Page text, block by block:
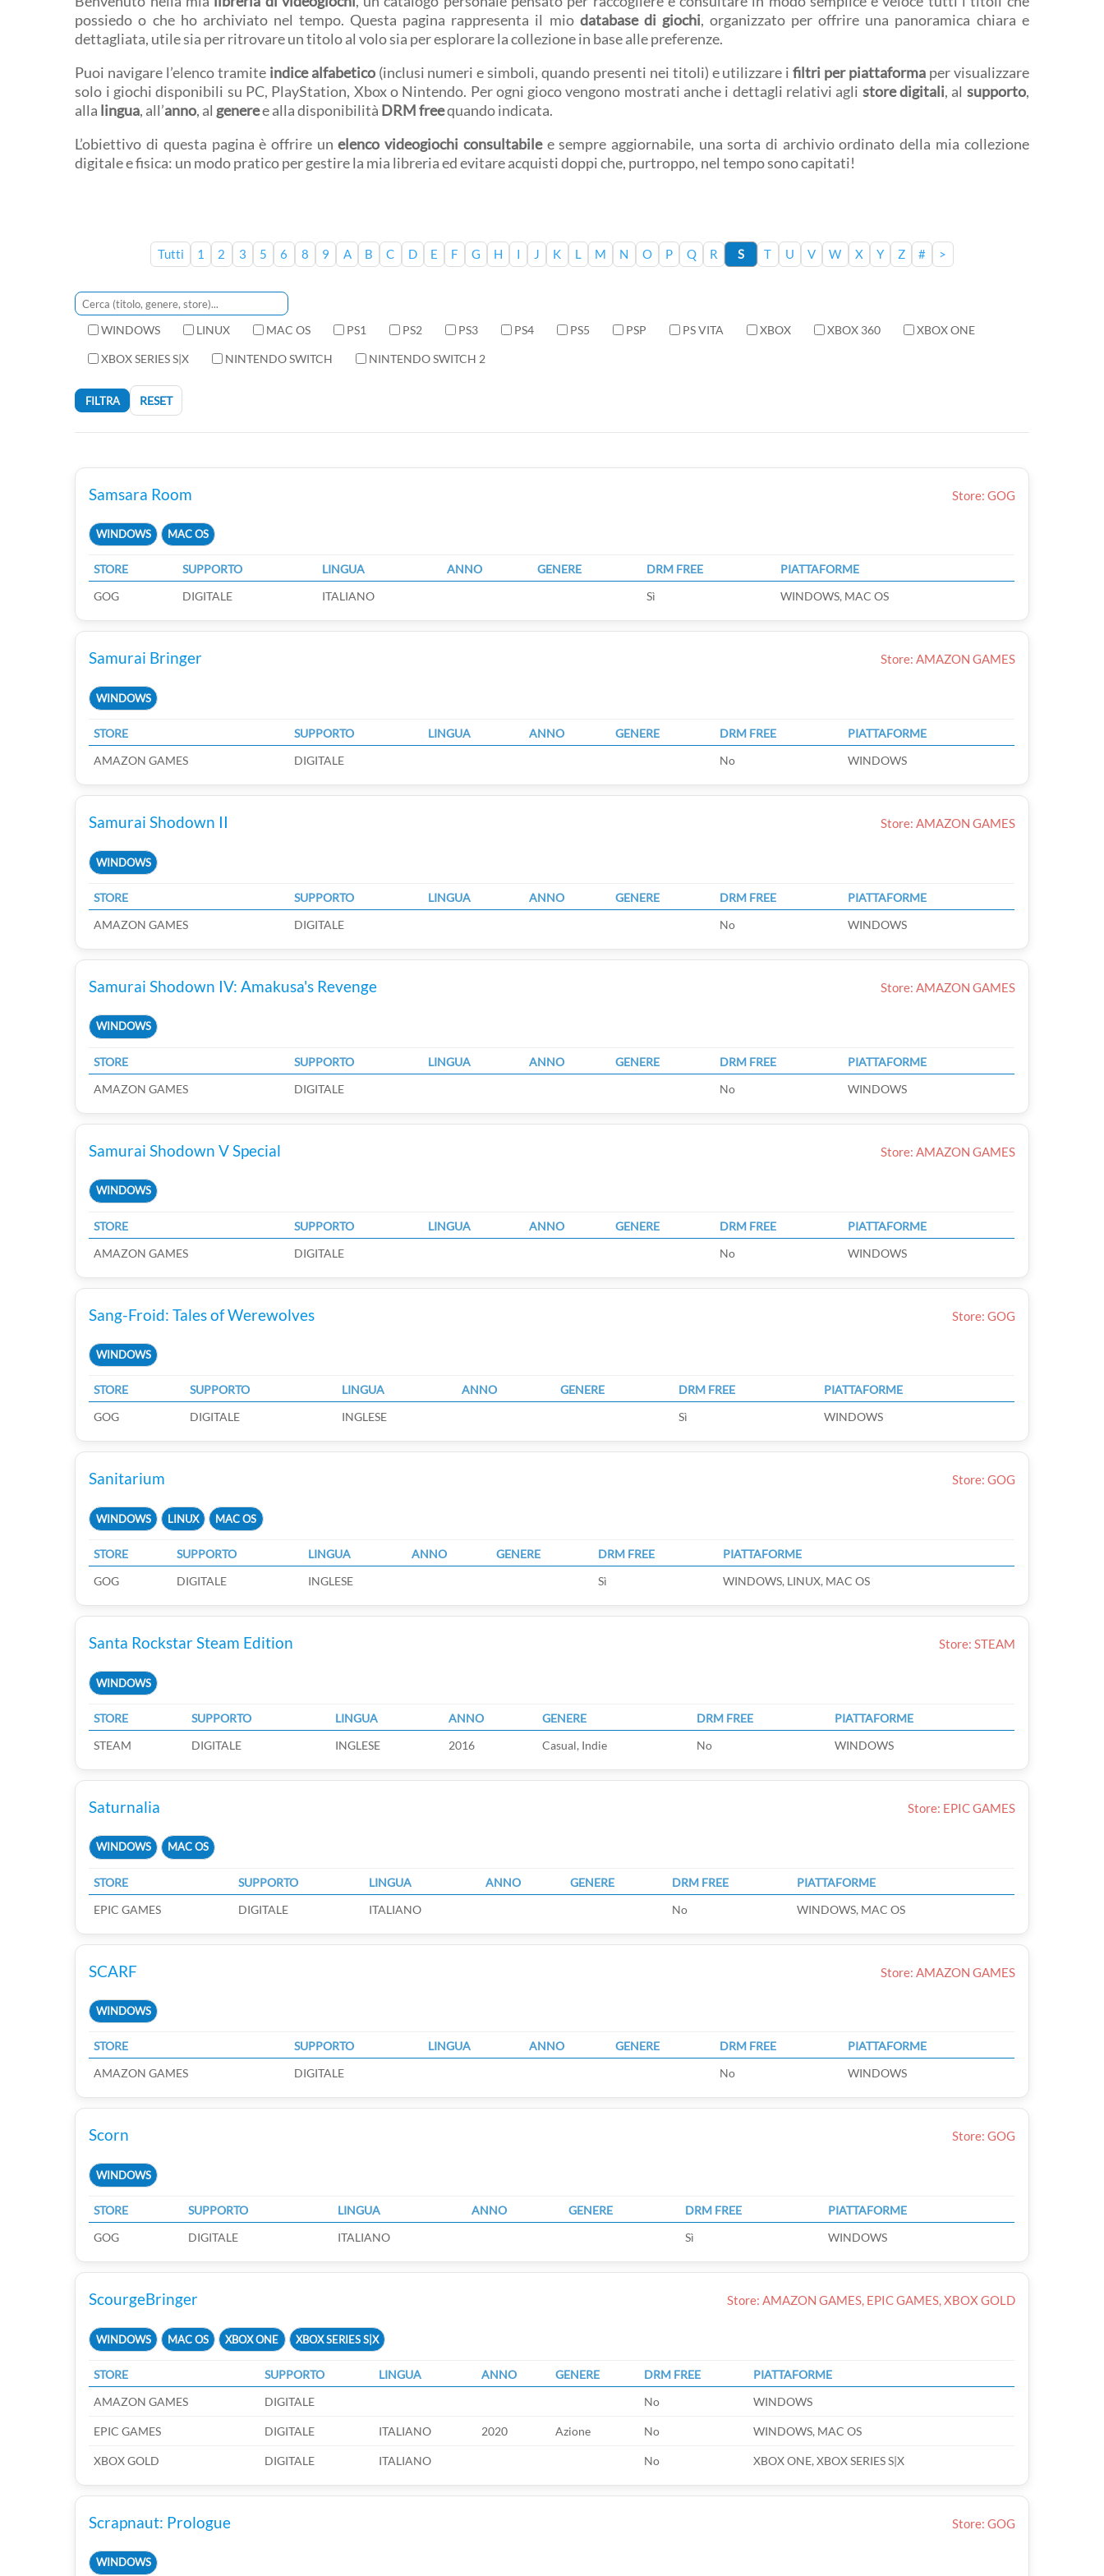
possiedo o che ho archiviato nel tempo. Questa pagina rappresenta il mio database di giochi, organizzato per offrire una panoramica chiara e
dettagliata, utile sia per ritrovare un titolo al volo sia per esplorare la collezione in base alle preferenze.
Puoi navigare l’elenco tramite indice alfabetico(inclusi numeri e simboli, quando presenti nei titoli) e utilizzare ifiltri per piattaformaper visualizzare
solo i giochi disponibili su PC, PlayStation, Xbox o Nintendo. Per ogni gioco vengono mostrati anche i dettagli relativi agli store digitali, al supporto,
alla lingua, all’anno, al generee alla disponibilità DRM freequando indicata.
L’obiettivo di questa pagina è offrire unelenco videogiochi consultabilee sempre aggiornabile, una sorta di archivio ordinato della mia collezione
digitale e fisica: un modo pratico per gestire la mia libreria ed evitare acquisti doppi che, purtroppo, nel tempo sono capitati!
Tutti 1 2 3 5 6 8 9 A B C D E F G H I J K L M N O P Q R S T U V W X Y Z # >
WINDOWS LINUX MAC OS PS1 PS2 PS3 PS4 PS5 PSP PS VITA XBOX XBOX 360 XBOX ONE
XBOX SERIES S|X NINTENDO SWITCH NINTENDO SWITCH 2
FILTRA RESET
Samsara Room Store: GOG
WINDOWS MAC OS
STORE SUPPORTO LINGUA ANNO GENERE DRM FREE PIATTAFORME
GOG DIGITALE ITALIANO Sì WINDOWS, MAC OS
Samurai Bringer Store: AMAZON GAMES
WINDOWS
STORE SUPPORTO LINGUA ANNO GENERE DRM FREE PIATTAFORME
AMAZON GAMES DIGITALE No WINDOWS
Samurai Shodown II Store: AMAZON GAMES
WINDOWS
STORE SUPPORTO LINGUA ANNO GENERE DRM FREE PIATTAFORME
AMAZON GAMES DIGITALE No WINDOWS
Samurai Shodown IV: Amakusa's Revenge Store: AMAZON GAMES
WINDOWS
STORE SUPPORTO LINGUA ANNO GENERE DRM FREE PIATTAFORME
AMAZON GAMES DIGITALE No WINDOWS
Samurai Shodown V Special Store: AMAZON GAMES
WINDOWS
STORE SUPPORTO LINGUA ANNO GENERE DRM FREE PIATTAFORME
AMAZON GAMES DIGITALE No WINDOWS
Sang-Froid: Tales of Werewolves Store: GOG
WINDOWS
STORE SUPPORTO LINGUA ANNO GENERE DRM FREE PIATTAFORME
GOG DIGITALE INGLESE Sì WINDOWS
Sanitarium Store: GOG
WINDOWS LINUX MAC OS
STORE SUPPORTO LINGUA ANNO GENERE DRM FREE PIATTAFORME
GOG DIGITALE INGLESE Sì WINDOWS, LINUX, MAC OS
Santa Rockstar Steam Edition Store: STEAM
WINDOWS
STORE SUPPORTO LINGUA ANNO GENERE DRM FREE PIATTAFORME
STEAM DIGITALE INGLESE 2016 Casual, Indie No WINDOWS
Saturnalia Store: EPIC GAMES
WINDOWS MAC OS
STORE SUPPORTO LINGUA ANNO GENERE DRM FREE PIATTAFORME
EPIC GAMES DIGITALE ITALIANO No WINDOWS, MAC OS
SCARF Store: AMAZON GAMES
WINDOWS
STORE SUPPORTO LINGUA ANNO GENERE DRM FREE PIATTAFORME
AMAZON GAMES DIGITALE No WINDOWS
Scorn Store: GOG
WINDOWS
STORE SUPPORTO LINGUA ANNO GENERE DRM FREE PIATTAFORME
GOG DIGITALE ITALIANO Sì WINDOWS
ScourgeBringer Store: AMAZON GAMES, EPIC GAMES, XBOX GOLD
WINDOWS MAC OS XBOX ONE XBOX SERIES S|X
STORE SUPPORTO LINGUA ANNO GENERE DRM FREE PIATTAFORME
AMAZON GAMES DIGITALE No WINDOWS
EPIC GAMES DIGITALE ITALIANO 2020 Azione No WINDOWS, MAC OS
XBOX GOLD DIGITALE ITALIANO No XBOX ONE, XBOX SERIES S|X
Scrapnaut: Prologue Store: GOG
WINDOWS